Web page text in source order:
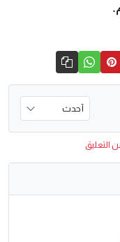
التعليق